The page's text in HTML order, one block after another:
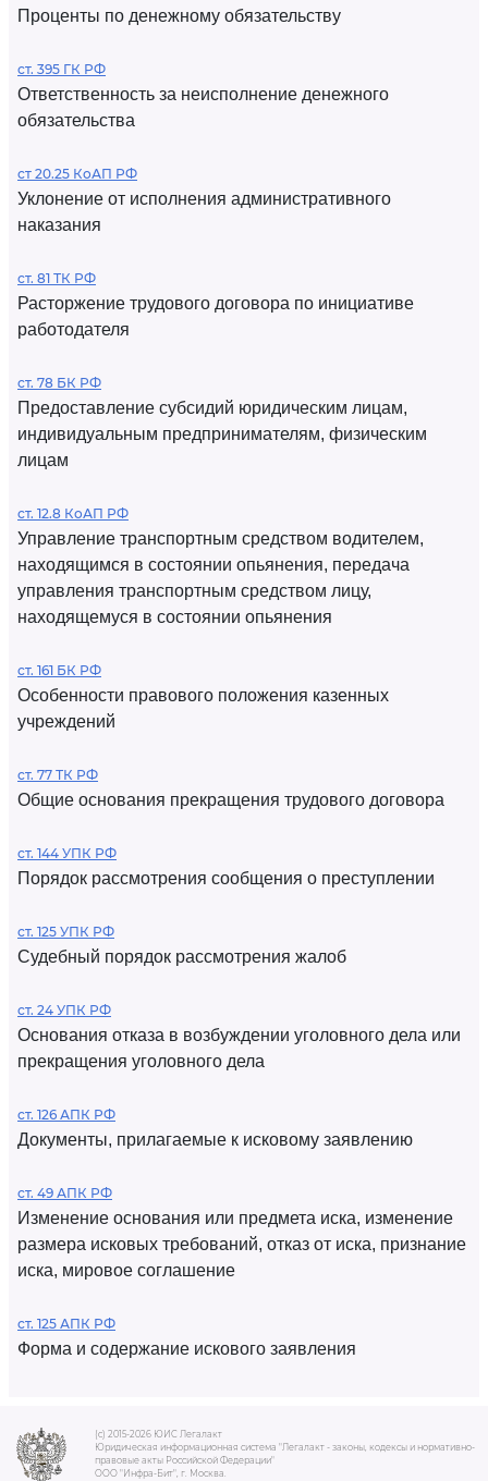
Проценты по денежному обязательству
ст. 395 ГК РФ
Ответственность за неисполнение денежного
обязательства
ст 20.25 КоАП РФ
Уклонение от исполнения административного
наказания
ст. 81 ТК РФ
Расторжение трудового договора по инициативе
работодателя
ст. 78 БК РФ
Предоставление субсидий юридическим лицам,
индивидуальным предпринимателям, физическим
лицам
ст. 12.8 КоАП РФ
Управление транспортным средством водителем,
находящимся в состоянии опьянения, передача
управления транспортным средством лицу,
находящемуся в состоянии опьянения
ст. 161 БК РФ
Особенности правового положения казенных
учреждений
ст. 77 ТК РФ
Общие основания прекращения трудового договора
ст. 144 УПК РФ
Порядок рассмотрения сообщения о преступлении
ст. 125 УПК РФ
Судебный порядок рассмотрения жалоб
ст. 24 УПК РФ
Основания отказа в возбуждении уголовного дела или
прекращения уголовного дела
ст. 126 АПК РФ
Документы, прилагаемые к исковому заявлению
ст. 49 АПК РФ
Изменение основания или предмета иска, изменение
размера исковых требований, отказ от иска, признание
иска, мировое соглашение
ст. 125 АПК РФ
Форма и содержание искового заявления
(c) 2015-2026 ЮИС Легалакт
Юридическая информационная система "Легалакт - законы, кодексы и нормативно-
правовые акты Российской Федерации"
ООО "Инфра-Бит", г. Москва.